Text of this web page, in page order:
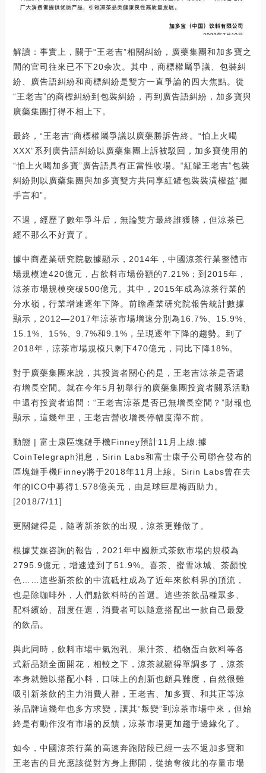
解讀：事實上，關于“王老吉”相關糾紛，廣藥集團和加多寶之
間的官司往來已不下20余次。其中，商標權屬爭議、包裝糾
紛、廣告語糾紛和商標糾紛是雙方一直爭論的四大焦點。從
“王老吉”的商標糾紛到包裝糾紛，再到廣告語糾紛，加多寶與
廣藥集團打得不相上下。
最終，“王老吉”商標權屬爭議以廣藥勝訴告終。“怕上火喝
XXX”系列廣告語糾紛以廣藥集團上訴被駁回，加多寶使用的
“怕上火喝加多寶”廣告語具有正當性收場。“紅罐王老吉”包裝
糾紛則以廣藥集團與加多寶雙方共同享紅罐包裝裝潢權益“握
手言和”。
不過，經歷了數年爭斗后，無論雙方最終誰獲勝，但涼茶已
經不那么不好賣了。
據中商產業研究院數據顯示，2014年，中國涼茶行業整體市
場規模達420億元，占飲料市場份額的7.21%；到2015年，
涼茶市場規模突破500億元。其中，2015年成為涼茶行業的
分水嶺，行業增速逐年下降。前瞻產業研究院報告統計數據
顯示，2012—2017年涼茶市場增速分別為16.7%、15.9%、
15.1%、15%、9.7%和9.1%，呈現逐年下降的趨勢。到了
2018年，涼茶市場規模只剩下470億元，同比下降18%。
對于廣藥集團來說，其投資者關心的是，王老吉涼茶是否還
有增長空間。就在今年5月初舉行的廣藥集團投資者關系活動
中還有投資者追問：“王老吉涼茶是否已無增長空間？”財報也
顯示，這幾年里，王老吉營收增長停幅度滯不前。
動態 | 富士康區塊鏈手機Finney預計11月上線:據
CoinTelegraph消息，Sirin Labs和富士康子公司聯合發布的
區塊鏈手機Finney將于2018年11月上線。Sirin Labs曾在去
年的ICO中募得1.578億美元，由足球巨星梅西助力。
[2018/7/11]
更關鍵得是，隨著新茶飲的出現，涼茶更難做了。
根據艾媒咨詢的報告，2021年中國新式茶飲市場的規模為
2795.9億元，增速達到了51.9%。喜茶、蜜雪冰城、茶顏悅
色……這些新茶飲的中流砥柱成為了近年來飲料界的頂流，
也是除咖啡外，人們點飲料時的首選。這些茶飲品種眾多、
配料繽紛、甜度任選，消費者可以隨意搭配出一款自己最愛
的飲品。
與此同時，飲料市場中氣泡乳、果汁茶、植物蛋白飲料等各
式新品類全面開花，相較之下，涼茶就顯得單調多了，涼茶
本身就難以搭配小料，口味上的創新也頗具難度，自然很難
吸引新茶飲的主力消費人群，王老吉、加多寶、和其正等涼
茶品牌這幾年也多方求變，讓其“叛變”到涼茶市場中來，但始
終是有動作沒有市場的反饋，涼茶市場更加趨于邊緣化了。
如今，中國涼茶行業的高速奔跑階段已經一去不返加多寶和
王老吉的目光應該從對方身上挪開，從搶奪彼此的存量市場